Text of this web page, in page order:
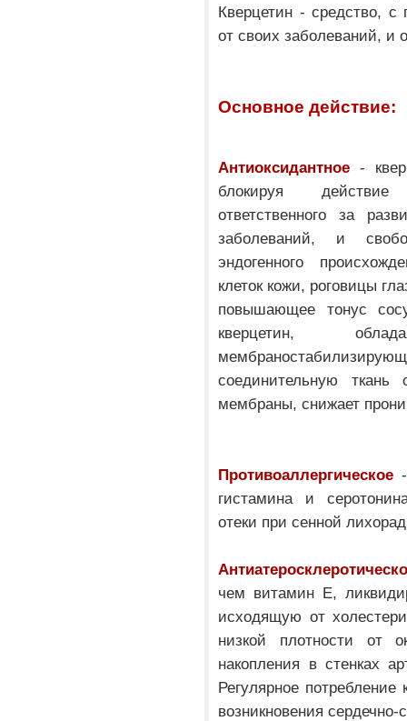
Кверцетин - средство,
от своих заболеваний,
Основное действие:
Антиоксидантное -
блокируя действие
ответственного за
заболеваний, и
эндогенного
клеток кожи, роговицы
повышающее тонус
кверцетин,
соединительную ткань
мембраны, снижает
Противоаллергическое
гистамина и
отеки при сенной
чем витамин Е,
исходящую от
низкой плотности от
накопления в стенках
Регулярное потребление
возникновения